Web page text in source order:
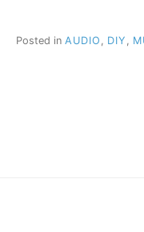
Posted in AUDIO DIY